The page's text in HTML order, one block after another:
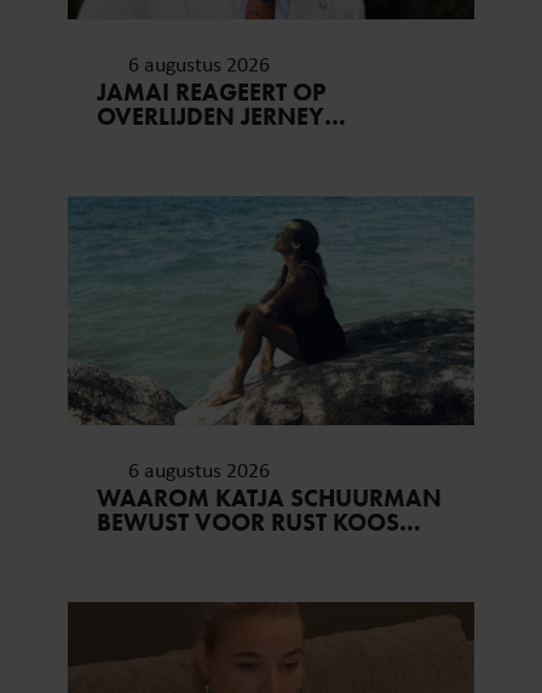
6 augustus 2026
JAMAI REAGEERT OP
OVERLIJDEN JERNEY
VERGETEN’
6 augustus 2026
WAAROM KATJA SCHUURMAN
BEWUST VOOR RUST KOOS…